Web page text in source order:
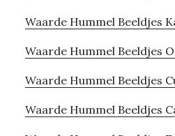
Waarde Hummel Beeldjes
Waarde Hummel Beeldjes
Waarde Hummel Beeldjes
Waarde Hummel Beeldjes